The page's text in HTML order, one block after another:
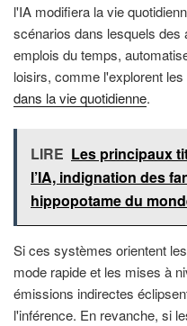
l'IA modifiera la vie
scénarios dans lesquels des
emplois du temps,
loisirs, comme l'explorent
dans la vie quotidienne.
LIRE Les principaux
l’IA, indignation des
hippopotame du
Si ces systèmes orientent
mode rapide et les mises à
émissions indirectes
l'inférence. En revanche, si